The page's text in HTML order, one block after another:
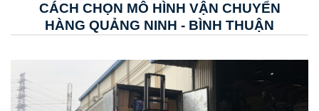
CÁCH CHỌN MÔ HÌNH VẬN CHUYỂN
HÀNG QUẢNG NINH - BÌNH THUẬN